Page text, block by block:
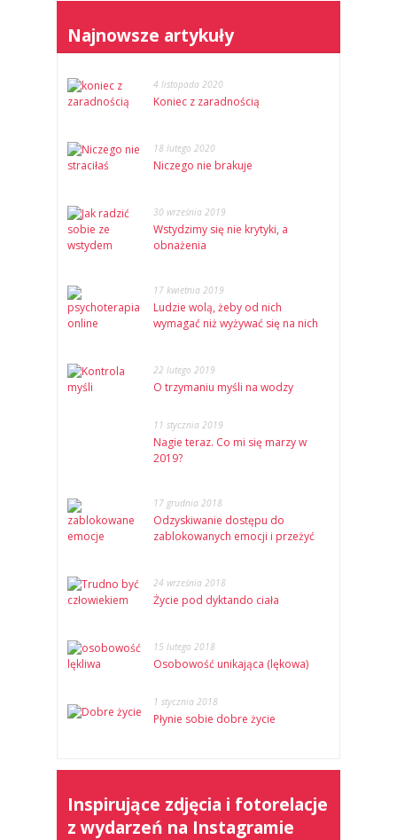
Najnowsze artykuły
4 listopada 2020
Koniec z zaradnością
18 lutego 2020
Niczego nie brakuje
30 września 2019
Wstydzimy się nie krytyki, a
obnażenia
17 kwietnia 2019
Ludzie wolą, żeby od nich
wymagać niż wyżywać się na nich
22 lutego 2019
O trzymaniu myśli na wodzy
11 stycznia 2019
Nagie teraz. Co mi się marzy w
2019?
17 grudnia 2018
Odzyskiwanie dostępu do
zablokowanych emocji i przeżyć
24 września 2018
Życie pod dyktando ciała
15 lutego 2018
Osobowość unikająca (lękowa)
1 stycznia 2018
Płynie sobie dobre życie
Inspirujące zdjęcia i fotorelacje
z wydarzeń na Instagramie